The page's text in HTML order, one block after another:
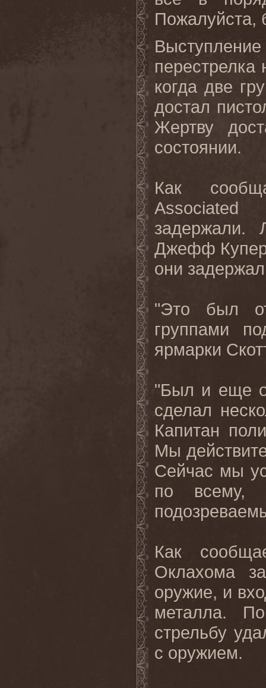
Пожалуйста,
перестрелка
когда две
достал
Жертву
состоянии.
Как
Associated
задержали.
Джефф Купер
они
"Это был
группами
ярмарки
"Был и еще
сделал
Капитан
Мы
Сейчас мы
по всему,
Как
Оклахома
оружие, и
металла.
стрельбу
с оружием.